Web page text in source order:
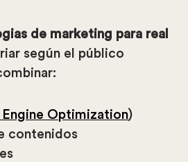
de marketing para real
según el público
Engine Optimization)
contenidos